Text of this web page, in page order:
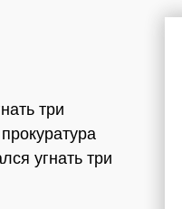
три
угнать три